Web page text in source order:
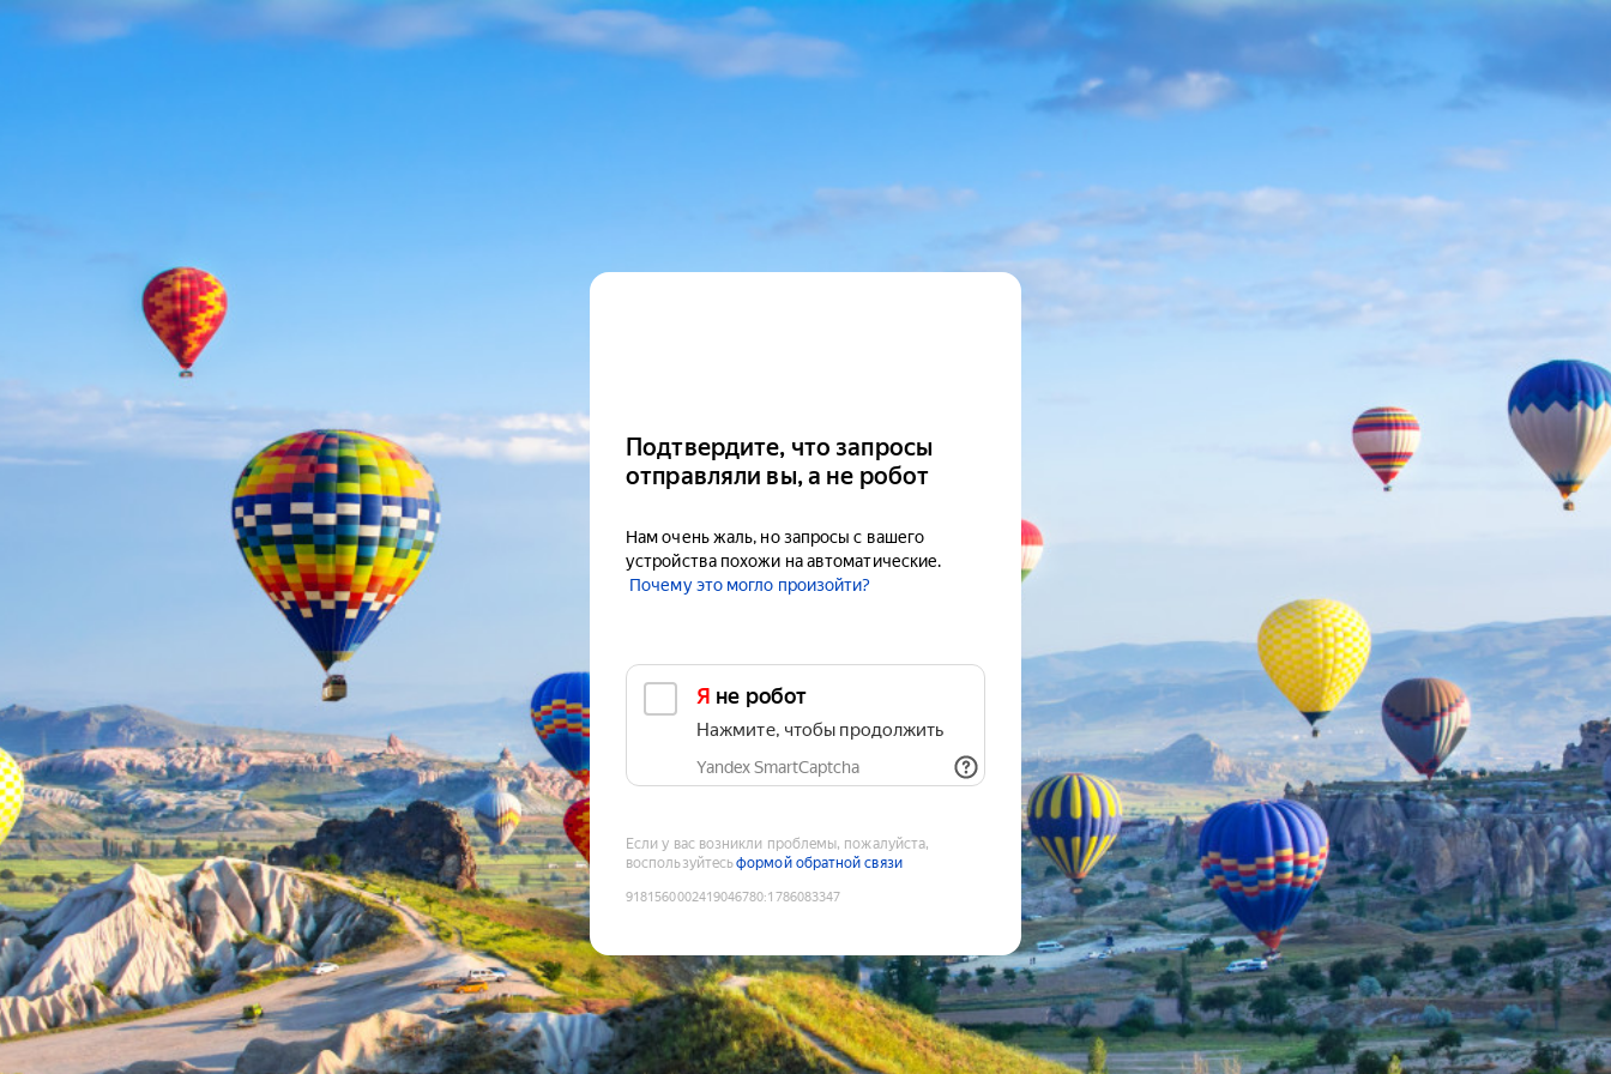
Подтвердите, что запросы
отправляли вы, а не робот
Нам очень жаль, но запросы с вашего
устройства похожи на автоматические.
Почему это могло произойти?
Я не робот
Нажмите, чтобы продолжить
Yandex SmartCaptcha
Если у вас возникли проблемы, пожалуйста,
воспользуйтесьформой обратной связи
9181560002419046780:1786083347